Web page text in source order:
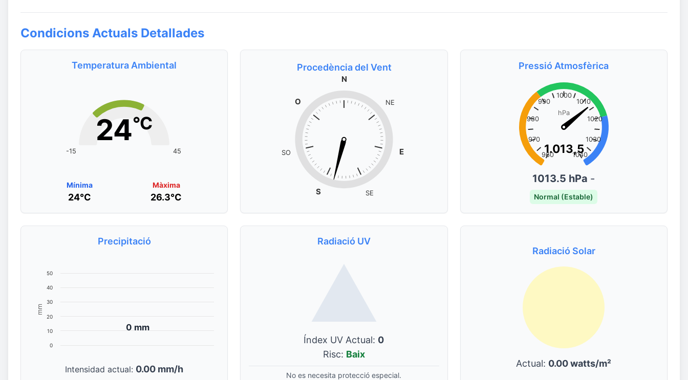
Condicions Actuals Detallades
Temperatura Ambiental
24°C
-15 45
Mínima
24°C
Màxima
26.3°C
Procedència del Vent
N
NE
E
SE
S
SO
O
Pressió Atmosfèrica
hPa
1.013,5
1.013,5
960
970
980
990
1000
1010
1020
1030
1040
1013.5 hPa -
Normal (Estable)
Precipitació
mm
0 mm
0 mm
0
10
20
30
40
50
Intensidad actual: 0.00 mm/h
Radiació UV
Índex UV Actual: 0
Risc: Baix
No es necesita protecció especial.
Radiació Solar
Actual: 0.00 watts/m²